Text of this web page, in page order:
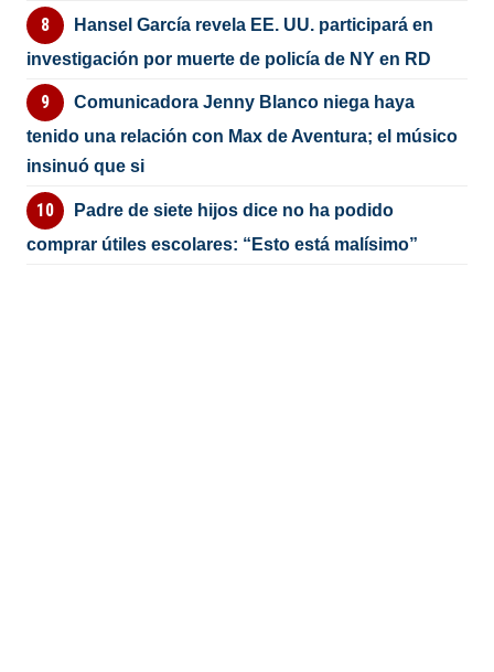
Hansel García revela EE. UU. participará en
investigación por muerte de policía de NY en RD
Comunicadora Jenny Blanco niega haya
tenido una relación con Max de Aventura; el músico
insinuó que si
Padre de siete hijos dice no ha podido
comprar útiles escolares: “Esto está malísimo”